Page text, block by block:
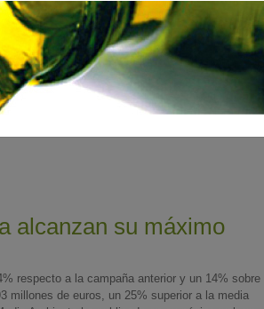
alcanzan su máximo
respecto a la campaña anterior y un 14% sobre
millones de euros, un 25% superior a la media